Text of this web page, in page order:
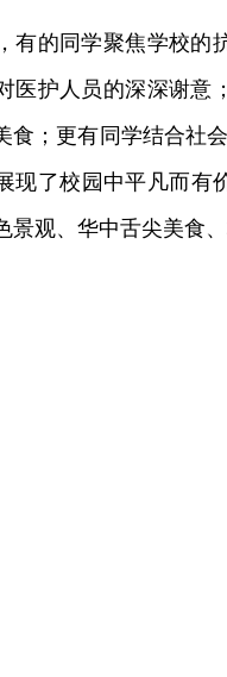
有的同学聚焦学校的
医护人员的深深谢意
食；更有同学结合社
现了校园中平凡而
景观、华中舌尖美食